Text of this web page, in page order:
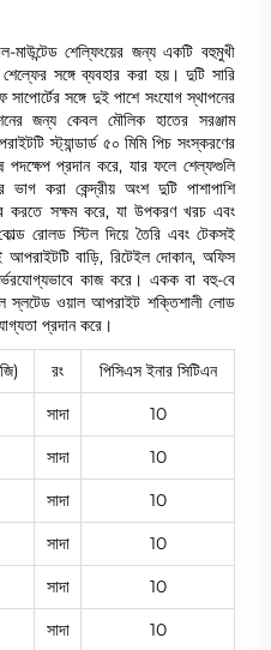
শেল্ফিংয়ের জন্য একটি বহুমুখী
সঙ্গে ব্যবহার করা হয়। দুটি সারি
সাপোর্টের সঙ্গে দুই পাশে সংযোগ স্থাপনের
জন্য কেবল মৌলিক হাতের সরঞ্জাম
স্ট্যান্ডার্ড ৫০ মিমি পিচ সংস্করণের
পদক্ষেপ প্রদান করে, যার ফলে শেল্ফগুলি
করা কেন্দ্রীয় অংশ দুটি পাশাপাশি
করতে সক্ষম করে, যা উপকরণ খরচ এবং
রোলড স্টিল দিয়ে তৈরি এবং টেকসই
বাড়ি, রিটেইল দোকান, অফিস
কাজ করে। একক বা বহু-বে
স্লটেড ওয়াল আপরাইট শক্তিশালী লোড
প্রদান করে।
রং
পিসিএস ইনার সিটিএন
সাদা
10
সাদা
10
সাদা
10
সাদা
10
সাদা
10
সাদা
10